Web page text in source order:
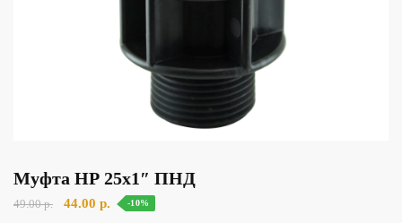
Муфта НР 25х1″ ПНД
49.00р.
Первоначальная
44.00 р. Текущая
-10%